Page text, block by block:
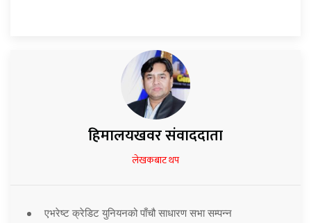
हिमालयखवर संवाददाता
लेखकबाट थप
एभरेष्ट क्रेडिट युनियनको पाँचौ साधारण सभा सम्पन्न